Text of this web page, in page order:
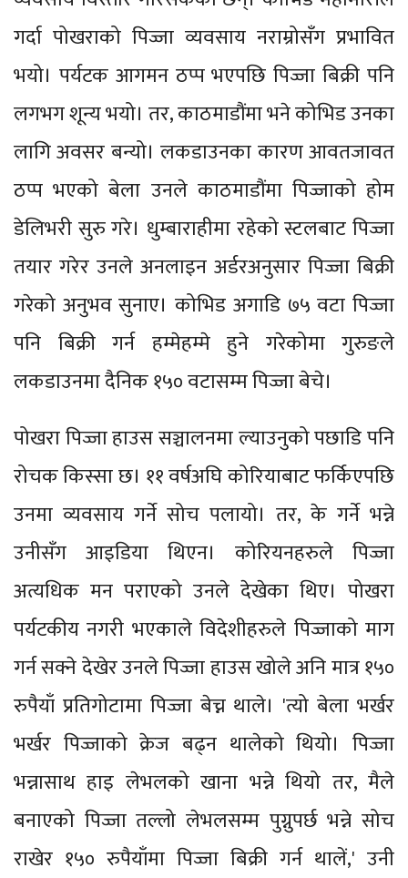
गर्दा पोखराको पिज्जा व्यवसाय नराम्रोसँग प्रभावित
भयो। पर्यटक आगमन ठप्प भएपछि पिज्जा बिक्री पनि
लगभग शून्य भयो। तर, काठमाडौंमा भने कोभिड उनका
लागि अवसर बन्यो। लकडाउनका कारण आवतजावत
ठप्प भएको बेला उनले काठमाडौंमा पिज्जाको होम
डेलिभरी सुरु गरे। धुम्बाराहीमा रहेको स्टलबाट पिज्जा
तयार गरेर उनले अनलाइन अर्डरअनुसार पिज्जा बिक्री
गरेको अनुभव सुनाए। कोभिड अगाडि ७५ वटा पिज्जा
पनि बिक्री गर्न हम्मेहम्मे हुने गरेकोमा गुरुङले
लकडाउनमा दैनिक १५० वटासम्म पिज्जा बेचे।
पोखरा पिज्जा हाउस सञ्चालनमा ल्याउनुको पछाडि पनि
रोचक किस्सा छ। ११ वर्षअघि कोरियाबाट फर्किएपछि
उनमा व्यवसाय गर्ने सोच पलायो। तर, के गर्ने भन्ने
उनीसँग आइडिया थिएन। कोरियनहरुले पिज्जा
अत्यधिक मन पराएको उनले देखेका थिए। पोखरा
पर्यटकीय नगरी भएकाले विदेशीहरुले पिज्जाको माग
गर्न सक्ने देखेर उनले पिज्जा हाउस खोले अनि मात्र १५०
रुपैयाँ प्रतिगोटामा पिज्जा बेच्न थाले। 'त्यो बेला भर्खर
भर्खर पिज्जाको क्रेज बढ्न थालेको थियो। पिज्जा
भन्नासाथ हाइ लेभलको खाना भन्ने थियो तर, मैले
बनाएको पिज्जा तल्लो लेभलसम्म पुग्नुपर्छ भन्ने सोच
राखेर १५० रुपैयाँमा पिज्जा बिक्री गर्न थालें,' उनी